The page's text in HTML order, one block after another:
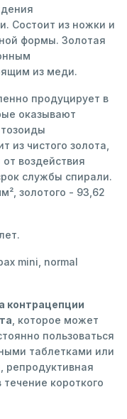
Состоит из ножки и
формы. Золотая
из меди.
продуцирует в
оказывают
из чистого золота,
воздействия
службы спирали.
золотого - 93,62
mini, normal
контрацепции
, которое может
пользоваться
таблетками или
репродуктивная
короткого